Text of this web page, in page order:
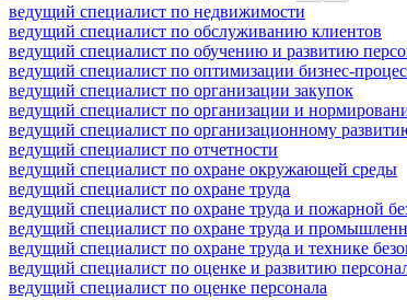
ведущий специалист по недвижимости
ведущий специалист по обслуживанию клиентов
ведущий специалист по обучению и развитию
ведущий специалист по оптимизации бизнес-
ведущий специалист по организации закупок
ведущий специалист по организации и
ведущий специалист по организационному
ведущий специалист по отчетности
ведущий специалист по охране окружающей среды
ведущий специалист по охране труда
ведущий специалист по охране труда и пожарной
ведущий специалист по охране труда и
ведущий специалист по охране труда и технике
ведущий специалист по оценке и развитию
ведущий специалист по оценке персонала